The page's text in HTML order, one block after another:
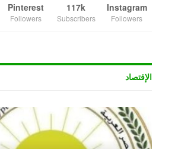
Instagram
Followers
117k
Subscribers
Pinterest
Followers
الإقتصاد